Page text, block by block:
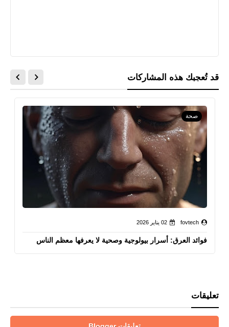
قد تُعجبك هذه المشاركات
صحة
fovtech 02 يناير 2026
فوائد العرق: أسرار بيولوجية وصحية لا يعرفها معظم الناس
تعليقات